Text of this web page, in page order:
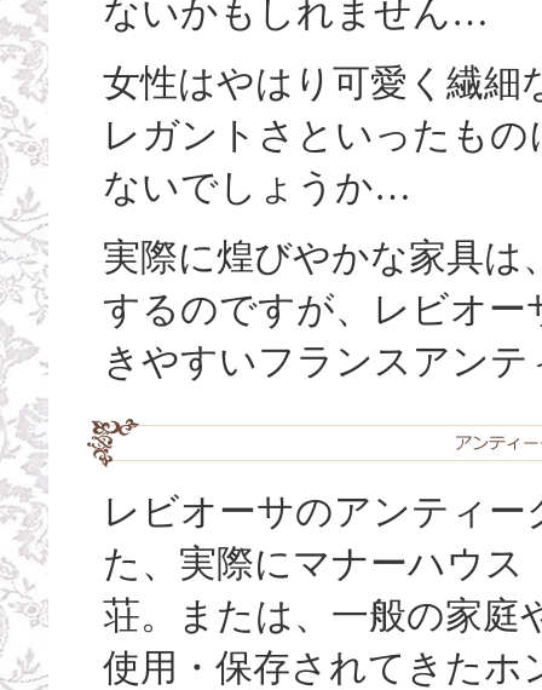
ないかもしれません…
女性はやはり可愛く繊細
レガントさといったも
ないでしょうか…
実際に煌びやかな家具
するのですが、レビオ
きやすいフランスアン
レビオーサのアンティー
た、実際にマナーハウス
荘。または、一般の家庭
使用・保存されてきたホ